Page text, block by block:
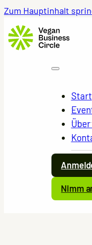
Zum Hauptinhalt
Start
Nimm